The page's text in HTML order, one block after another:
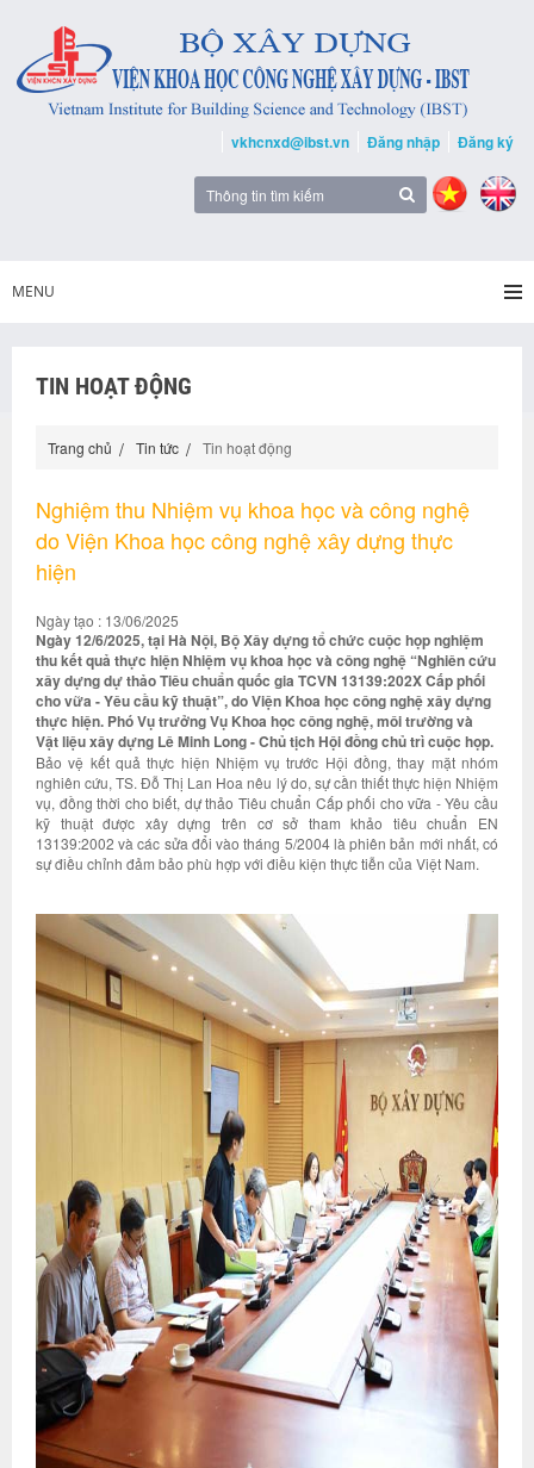
vkhcnxd@ibst.vn Đăng nhập Đăng ký
MENU
TIN HOẠT ĐỘNG
Trang chủ Tin tức Tin hoạt động
Nghiệm thu Nhiệm vụ khoa học và công nghệ
do Viện Khoa học công nghệ xây dựng thực
hiện
Ngày tạo : 13/06/2025
Ngày 12/6/2025, tại Hà Nội, Bộ Xây dựng tổ chức cuộc họp nghiệm
thu kết quả thực hiện Nhiệm vụ khoa học và công nghệ “Nghiên cứu
xây dựng dự thảo Tiêu chuẩn quốc gia TCVN 13139:202X Cấp phối
cho vữa - Yêu cầu kỹ thuật”, do Viện Khoa học công nghệ xây dựng
thực hiện. Phó Vụ trưởng Vụ Khoa học công nghệ, môi trường và
Vật liệu xây dựng Lê Minh Long - Chủ tịch Hội đồng chủ trì cuộc họp.
Bảo vệ kết quả thực hiện Nhiệm vụ trước Hội đồng, thay mặt nhóm
nghiên cứu, TS. Đỗ Thị Lan Hoa nêu lý do, sự cần thiết thực hiện Nhiệm
vụ, đồng thời cho biết, dự thảo Tiêu chuẩn Cấp phối cho vữa - Yêu cầu
kỹ thuật được xây dựng trên cơ sở tham khảo tiêu chuẩn EN
13139:2002 và các sửa đổi vào tháng 5/2004 là phiên bản mới nhất, có
sự điều chỉnh đảm bảo phù hợp với điều kiện thực tiễn của Việt Nam.